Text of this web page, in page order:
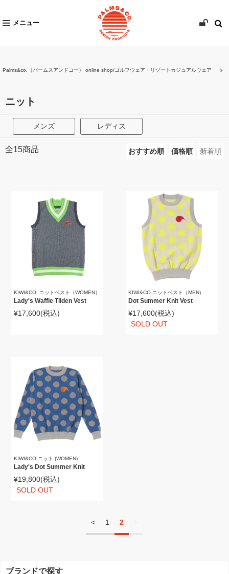
メニュー
Palms&co.（パームスアンドコー） online shop/ゴルフウェア・リゾートカジュアルウェア
ニット
メンズ レディス
全15商品 おすすめ順 価格順 新着順
KIWI&CO. ニットベスト（WOMEN）
Lady's Waffle Tilden Vest
¥17,600(税込)
KIWI&CO.ニットベスト（MEN)
Dot Summer Knit Vest
¥17,600(税込)
SOLD OUT
KIWI&CO.ニット (WOMEN)
Lady's Dot Summer Knit
¥19,800(税込)
SOLD OUT
< 1 2
ブランドで探す